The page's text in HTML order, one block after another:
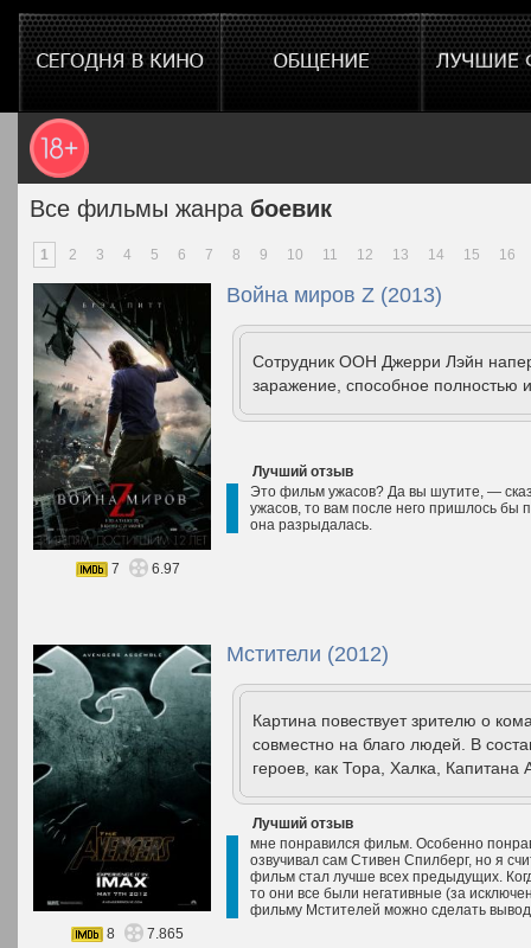
Все фильмы жанра боевик
1 2 3 4 5 6 7 8 9 10 11 12 13 14 15 16
Война миров Z (2013)
Сотрудник ООН Джерри Лэйн
заражение, способное полностью
Лучший отзыв
Это фильм ужасов? Да вы шутите, —
ужасов, то вам после него пришлось бы
она разрыдалась.
7 6.97
Мстители (2012)
Картина повествует зрителю о
совместно на благо людей. В
героев, как Тора, Халка,
Лучший отзыв
мне понравился фильм. Особенно
озвучивал сам Стивен Спилберг, но я
фильм стал лучше всех предыдущих.
то они все были негативные (за
фильму Мстителей можно сделать
8
7.865